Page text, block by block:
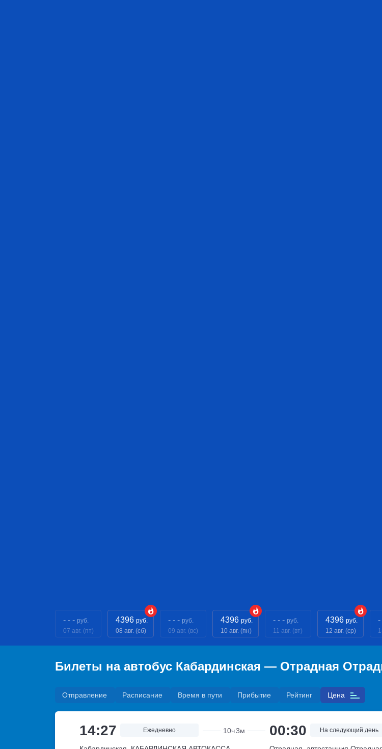
- - - руб.
07 авг. (пт)
4396 руб.
08 авг. (сб)
- - - руб.
09 авг. (вс)
4396 руб.
10 авг. (пн)
- - - руб.
11 авг. (вт)
4396 руб.
12 авг. (ср)
-
Билеты на автобус Кабардинская — Отрадная
Отправление Расписание Время в пути Прибытие Рейтинг Цена
14:27 Ежедневно 10ч3м 00:30 На следующий день